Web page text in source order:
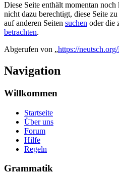
Diese Seite enthält momentan
nicht dazu berechtigt, diese Seite
auf anderen Seiten suchen oder die
betrachten.
Abgerufen von „https://
Navigation
Willkommen
Startseite
Über uns
Forum
Hilfe
Regeln
Grammatik